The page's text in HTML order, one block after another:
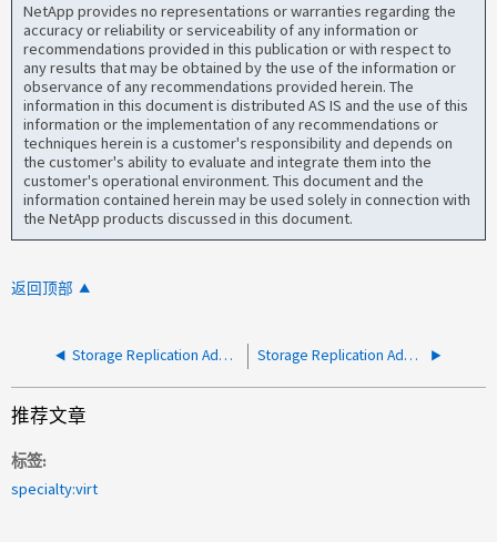
NetApp provides no representations or warranties regarding the
accuracy or reliability or serviceability of any information or
recommendations provided in this publication or with respect to
any results that may be obtained by the use of the information or
observance of any recommendations provided herein. The
information in this document is distributed AS IS and the use of this
information or the implementation of any recommendations or
techniques herein is a customer's responsibility and depends on
the customer's ability to evaluate and integrate them into the
customer's operational environment. This document and the
information contained herein may be used solely in connection with
the NetApp products discussed in this document.
返回顶部
Storage Replication Adapter：更改ONTAP管理员密码后、阵列发现失败 Storage Replication Adapter：数据存储库在SRM保护组中显示"未受保护"
推荐文章
标签
specialty:virt